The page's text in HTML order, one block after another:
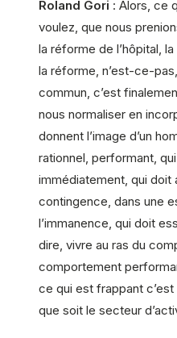
Roland Gori : Alors, ce
voulez, que nous
la réforme de l’hôpital,
la réforme, n’est-ce-
commun, c’est
nous normaliser en
donnent l’image d’un
rationnel, performant,
immédiatement, qui doit
contingence, dans une
l’immanence, qui doit
dire, vivre au ras du
comportement
ce qui est frappant
que soit le secteur